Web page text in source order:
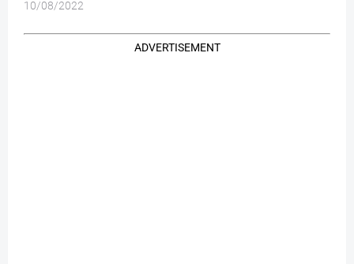
10/08/2022
ADVERTISEMENT